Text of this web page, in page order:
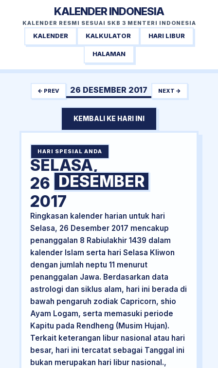
KALENDER INDONESIA
KALENDER RESMI SESUAI SKB 3 MENTERI INDONESIA
KALENDER KALKULATOR HARI LIBUR
HALAMAN
← PREV 26 DESEMBER 2017 NEXT →
KEMBALI KE HARI INI
HARI SPESIAL ANDA
SELASA,
26 DESEMBER
2017
Ringkasan kalender harian untuk hari
Selasa, 26 Desember 2017 mencakup
penanggalan 8 Rabiulakhir 1439 dalam
kalender Islam serta hari Selasa Kliwon
dengan jumlah neptu 11 menurut
penanggalan Jawa. Berdasarkan data
astrologi dan siklus alam, hari ini berada di
bawah pengaruh zodiak Capricorn, shio
Ayam Logam, serta memasuki periode
Kapitu pada Rendheng (Musim Hujan).
Terkait keterangan libur nasional atau hari
besar, hari ini tercatat sebagai Tanggal ini
bukan merupakan hari libur nasional.,